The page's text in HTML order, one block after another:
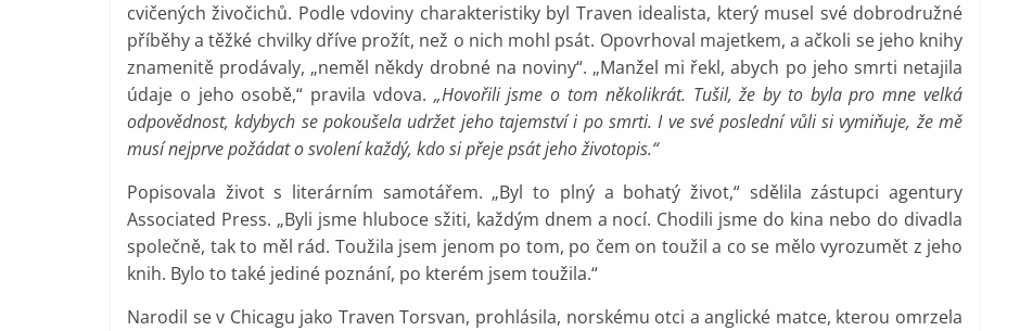
cvičených živočichů. Podle vdoviny charakteristiky byl Traven idealista, který musel své dobrodružné
příběhy a těžké chvilky dříve prožít, než o nich mohl psát. Opovrhoval majetkem, a ačkoli se jeho knihy
znamenitě prodávaly, „neměl někdy drobné na noviny“. „Manžel mi řekl, abych po jeho smrti netajila
údaje o jeho osobě,“ pravila vdova. „Hovořili jsme o tom několikrát. Tušil, že by to byla pro mne velká
odpovědnost, kdybych se pokoušela udržet jeho tajemství i po smrti. I ve své poslední vůli si vymiňuje, že mě
musí nejprve požádat o svolení každý, kdo si přeje psát jeho životopis.“
Popisovala život s literárním samotářem. „Byl to plný a bohatý život,“ sdělila zástupci agentury
Associated Press. „Byli jsme hluboce sžiti, každým dnem a nocí. Chodili jsme do kina nebo do divadla
společně, tak to měl rád. Toužila jsem jenom po tom, po čem on toužil a co se mělo vyrozumět z jeho
knih. Bylo to také jediné poznání, po kterém jsem toužila.“
Narodil se v Chicagu jako Traven Torsvan, prohlásila, norskému otci a anglické matce, kterou omrzela